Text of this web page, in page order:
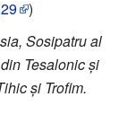
)
Sosipatru al
Tesalonic și
și Trofim.